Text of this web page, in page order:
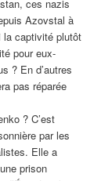
ces nazis
Azovstal à
la captivité plutôt
pour eux-
? En d’autres
pas réparée
? C’est
par les
Elle a
prison